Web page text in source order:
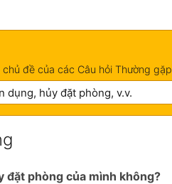
chủ đề của các Câu hỏi Thường gặp
đặt phòng của mình không?